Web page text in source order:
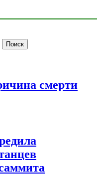
смерти